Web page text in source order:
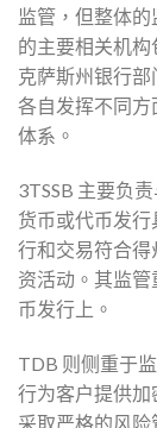
监管，但整体
的主要相关机
克萨斯州银行
各自发挥不同
体系。
3TSSB 主要负
货币或代币发行
行和交易符合
资活动。其监
币发行上。
TDB 则侧重于
行为客户提供
采取严格的风险